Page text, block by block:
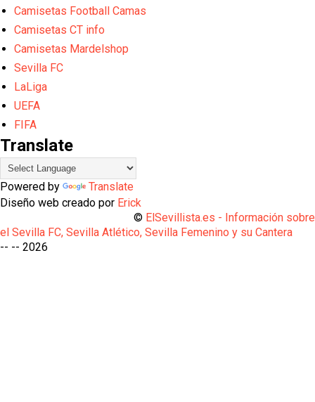
Camisetas Football Camas
Camisetas CT info
Camisetas Mardelshop
Sevilla FC
LaLiga
UEFA
FIFA
Translate
Powered by
Translate
Diseño web creado por Erick
© ElSevillista.es - Información sobre
el Sevilla FC, Sevilla Atlético, Sevilla Femenino y su Cantera
-- -- 2026